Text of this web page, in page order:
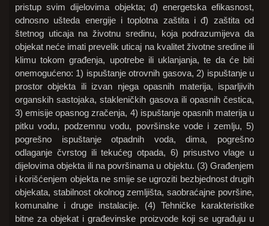
pristup svim dijelovima objekta; d) energetska efikasnost,
odnosno ušteda energije i toplotna zaštita i đ) zaštita od
štetnog uticaja na životnu sredinu, koja podrazumijeva da
objekat neće imati prevelik uticaj na kvalitet životne sredine ili
klimu tokom građenja, upotrebe ili uklanjanja, te da će biti
onemogućeno: 1) ispuštanje otrovnih gasova, 2) ispuštanje u
prostor objekta ili izvan njega opasnih materija, isparljivih
organskih sastojaka, stakleničkih gasova ili opasnih čestica,
3) emisije opasnog zračenja, 4) ispuštanje opasnih materija u
pitku vodu, podzemnu vodu, površinske vode i zemlju, 5)
pogrešno ispuštanje otpadnih voda, dima, pogrešno
odlaganje čvrstog ili tekućeg otpada, 6) prisustvo vlage u
dijelovima objekta ili na površinama u objektu. (3) Građenjem
i korišćenjem objekta ne smije se ugroziti bezbjednost drugih
objekata, stabilnost okolnog zemljišta, saobraćajne površine,
komunalne i druge instalacije. (4) Tehničke karakteristike
bitne za objekat i građevinske proizvode koji se ugrađuju u